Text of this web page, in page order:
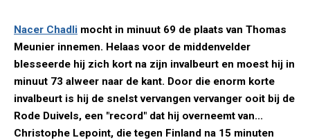
Nacer Chadli mocht in minuut 69 de plaats van Thomas
Meunier innemen. Helaas voor de middenvelder
blesseerde hij zich kort na zijn invalbeurt en moest hij in
minuut 73 alweer naar de kant. Door die enorm korte
invalbeurt is hij de snelst vervangen vervanger ooit bij de
Rode Duivels, een "record" dat hij overneemt van...
Christophe Lepoint, die tegen Finland na 15 minuten